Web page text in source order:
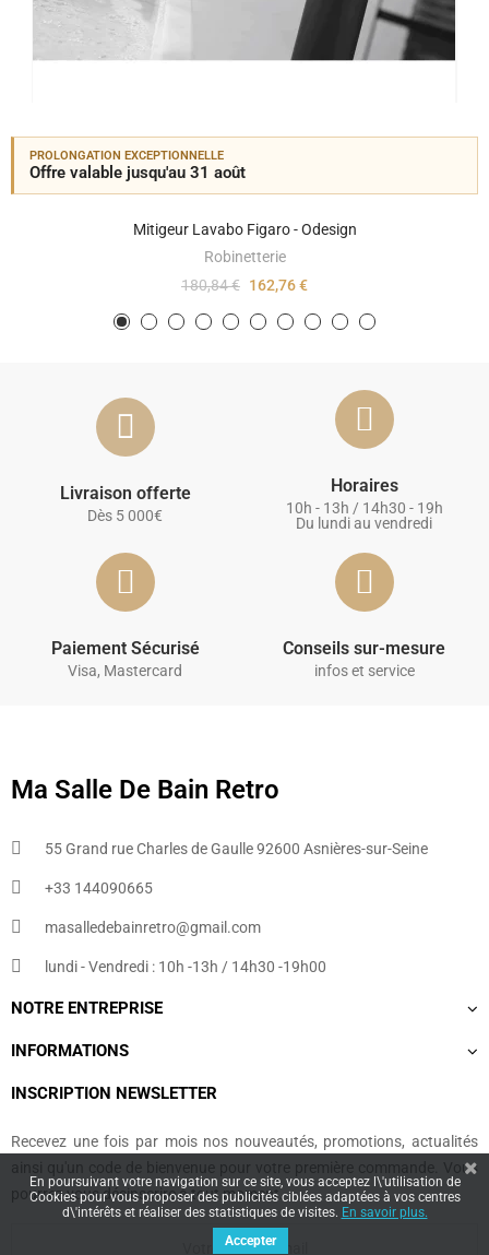
PROLONGATION EXCEPTIONNELLE
Offre valable jusqu'au 31 août
Mitigeur Lavabo Figaro - Odesign
Robinetterie
180,84 € 162,76 €
Livraison offerte
Dès 5 000€
Horaires
10h - 13h / 14h30 - 19h
Du lundi au vendredi
Paiement Sécurisé
Visa, Mastercard
Conseils sur-mesure
infos et service
Ma Salle De Bain Retro
55 Grand rue Charles de Gaulle 92600 Asnières-sur-Seine
+33 144090665​
masalledebainretro@gmail.com
lundi - Vendredi : 10h -13h / 14h30 -19h00
NOTRE ENTREPRISE
INFORMATIONS
INSCRIPTION NEWSLETTER
Recevez une fois par mois nos nouveautés, promotions, actualités
ainsi qu'un code de bienvenue pour votre première commande. Vous
pourrez vous désinscrire à tout moment.
En poursuivant votre navigation sur ce site, vous acceptez l\'utilisation de
Cookies pour vous proposer des publicités ciblées adaptées à vos centres
d\'intérêts et réaliser des statistiques de visites. En savoir plus.
Accepter